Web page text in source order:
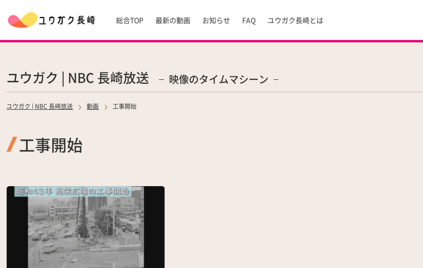
総合TOP 最新の動画 お知らせ FAQ ユウガク長崎とは
ユウガク | NBC 長崎放送 映像のタイムマシーン
ユウガク | NBC 長崎放送 動画 工事開始
工事開始